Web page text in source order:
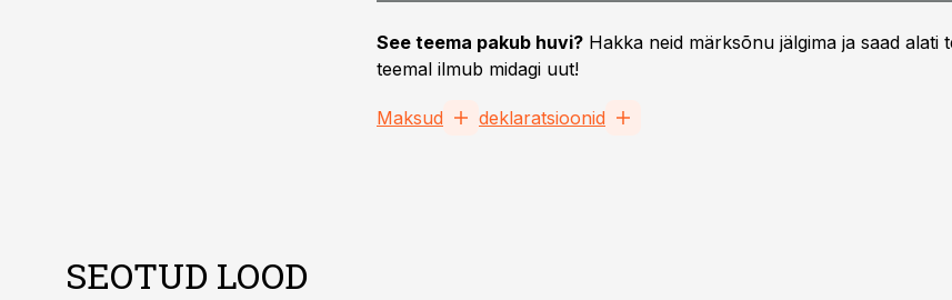
See teema pakub huvi? Hakka neid märksõnu jälgima ja saad alati
teemal ilmub midagi uut!
Maksud deklaratsioonid
SEOTUD LOOD